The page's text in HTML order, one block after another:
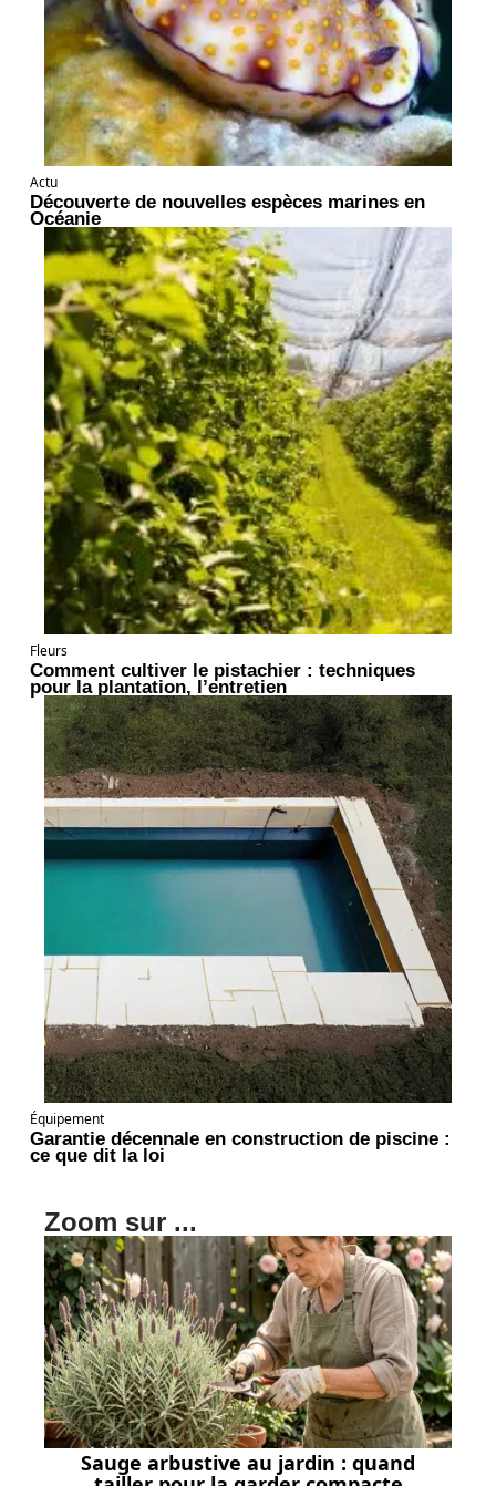
Actu
Découverte de nouvelles espèces marines en
Océanie
Fleurs
Comment cultiver le pistachier : techniques
pour la plantation, l’entretien
Équipement
Garantie décennale en construction de piscine :
ce que dit la loi
Zoom sur ...
Sauge arbustive au jardin : quand